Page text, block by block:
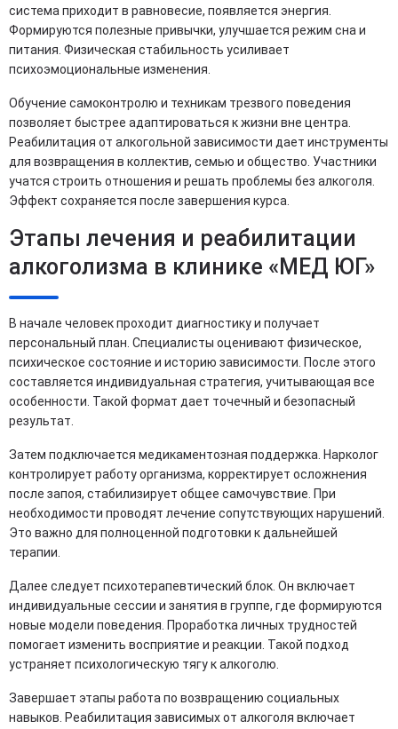
система приходит в равновесие, появляется энергия.
Формируются полезные привычки, улучшается режим сна и
питания. Физическая стабильность усиливает
психоэмоциональные изменения.
Обучение самоконтролю и техникам трезвого поведения
позволяет быстрее адаптироваться к жизни вне центра.
Реабилитация от алкогольной зависимости дает инструменты
для возвращения в коллектив, семью и общество. Участники
учатся строить отношения и решать проблемы без алкоголя.
Эффект сохраняется после завершения курса.
Этапы лечения и реабилитации
алкоголизма в клинике «МЕД ЮГ»
В начале человек проходит диагностику и получает
персональный план. Специалисты оценивают физическое,
психическое состояние и историю зависимости. После этого
составляется индивидуальная стратегия, учитывающая все
особенности. Такой формат дает точечный и безопасный
результат.
Затем подключается медикаментозная поддержка. Нарколог
контролирует работу организма, корректирует осложнения
после запоя, стабилизирует общее самочувствие. При
необходимости проводят лечение сопутствующих нарушений.
Это важно для полноценной подготовки к дальнейшей
терапии.
Далее следует психотерапевтический блок. Он включает
индивидуальные сессии и занятия в группе, где формируются
новые модели поведения. Проработка личных трудностей
помогает изменить восприятие и реакции. Такой подход
устраняет психологическую тягу к алкоголю.
Завершает этапы работа по возвращению социальных
навыков. Реабилитация зависимых от алкоголя включает